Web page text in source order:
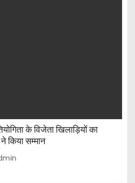
के विजेता खिलाड़ियों का
किया सम्मान